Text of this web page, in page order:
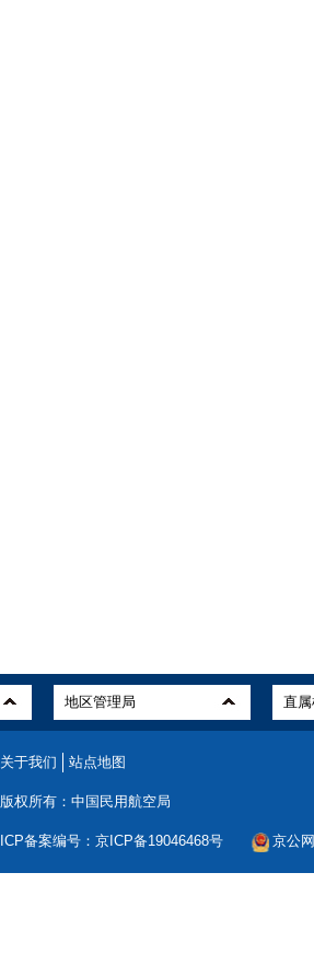
关于我们 站点地图
版权所有：中国民用航空局
ICP备案编号：京ICP备19046468号 京公